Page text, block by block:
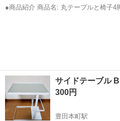
●商品紹介 商品名: 丸テーブルと椅子4脚セット 寸法: 直径約60㎝のテ
サイドテーブル B
300円
豊田本町駅